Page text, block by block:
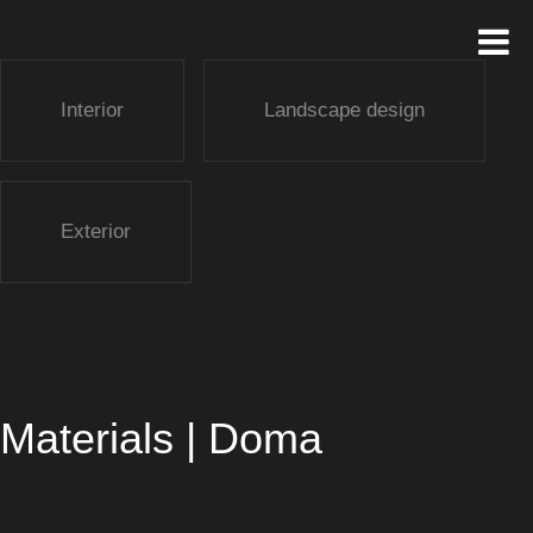
Interior Landscape design
Exterior
Materials | Doma